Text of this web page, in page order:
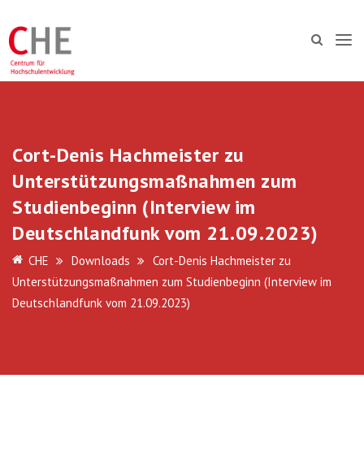
Cort-Denis Hachmeister zu
Unterstützungsmaßnahmen zum
Studienbeginn (Interview im
Deutschlandfunk vom 21.09.2023)
CHE Downloads
Cort-Denis Hachmeister zu
Unterstützungsmaßnahmen zum Studienbeginn (Interview im
Deutschlandfunk vom 21.09.2023)